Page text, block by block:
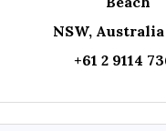
NSW,
+61 2 9114